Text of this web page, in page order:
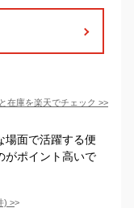
在庫を楽天でチェック >>
場面で活躍する便
がポイント高いで
) >